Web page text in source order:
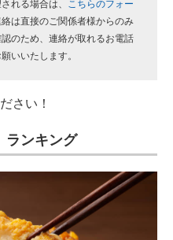
れる場合は、 こちらのフォー
は直接のご関係者様からのみ
のため、連絡が取れるお電話
いいたします。
さい！
ランキング